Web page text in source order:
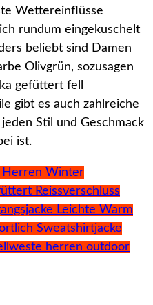
Wettereinflüsse
rundum eingekuschelt
beliebt sind Damen
Olivgrün, sozusagen
gefüttert fell
gibt es auch zahlreiche
Stil und Geschmack
ist.
Herren Winter
Reissverschluss
Leichte Warm
Sweatshirtjacke
weste herren outdoor